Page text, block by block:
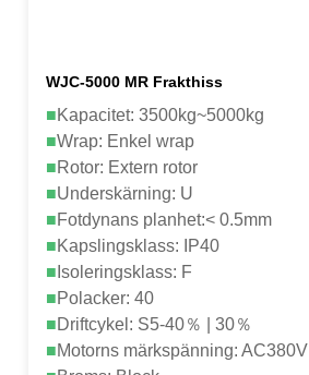
WJC-5000 MR Frakthiss
■Kapacitet: 3500kg~5000kg
■Wrap: Enkel wrap
■Rotor: Extern rotor
■Underskärning: U
■Fotdynans planhet:< 0.5mm
■Kapslingsklass: IP40
■ Isoleringsklass: F
■Polacker: 40
■Driftcykel: S5-40％ | 30％
■Motorns märkspänning: AC380V